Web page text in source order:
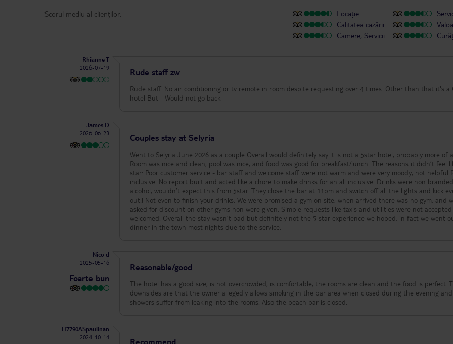
Scorul mediu al clienților:
Locație
Calitatea cazării
Camere, Servicii
Rhianne T
2026-07-19
Rude staff zw
Rude staff. No air conditioning or tv remote in room despite requesting over 4 times. Other than that it's a Chilled
hotel But - Would not go back
James D
2026-06-23
Couples stay at Selyria
Went to Selyria June 2026 as a couple Overall would definitely say it is not a 5star hotel, probably more of a 3star.
Room was nice and clean, pool was nice, and food was good for breakfast/lunch. The reasons it didn’t feel like a 5
star: Poor customer service - bar staff and welcome staff were not warm and were very moody, not helpful
inclusive. No report built and acted like a chore to make drinks for an all inclusive. Drinks were non branded
alcohol, wouldn’t expect this from 5star. They close the bar at 11pm and switch off all the lights and kick everyone
out!! Not even to finish your drinks. We were promised a gym on site, when arrived there was no gym, and when
asked for discount on other gyms non were given. Simple requests like taxis and utilities were not accepted or
welcomed. Overall the stay wasn’t bad but definitely not the 5 star experience we hoped, in fact we went out for
dinner in the town most nights due to the service.
Nico d
2025-05-16
Foarte bun
Reasonable/good
The hotel has a good size, is not overcrowded, is comfortable, the rooms are clean and the food is perfect.
downsides are that the owner allegedly allows smoking in the bar area when closed during the evening
showers suffer from leaking into the rooms. Also the beach bar is closed.
H7790ASpaulinan
2024-10-14